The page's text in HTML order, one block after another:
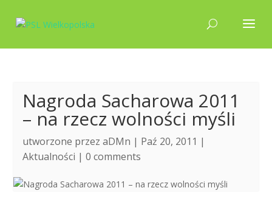
Nagroda Sacharowa 2011
– na rzecz wolności myśli
utworzone przezaDMn | Paź 20, 2011 |
Aktualności |0 comments